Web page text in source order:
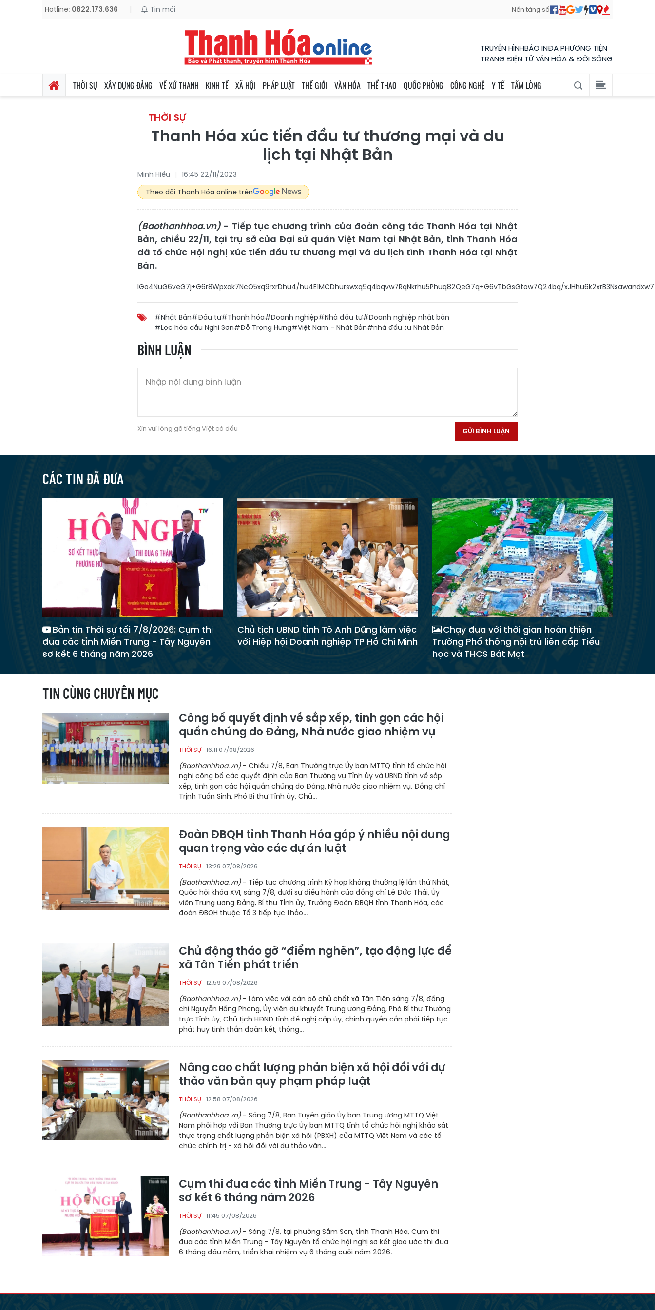
Hotline: 0822.173.636 | Tin mới Nền tảng số
TRUYỀN HÌNHBÁO INĐA PHƯƠNG TIỆN
TRANG ĐIỆN TỬ VĂN HÓA & ĐỜI SỐNG
THỜI SỰ XÂY DỰNG ĐẢNG VỀ XỨ THANH KINH TẾ XÃ HỘI PHÁP LUẬT THẾ GIỚI VĂN HÓA THỂ THAO QUỐC PHÒNG CÔNG NGHỆ Y TẾ TẤM LÒNG
THỜI SỰ
Thanh Hóa xúc tiến đầu tư thương mại và du
lịch tại Nhật Bản
Minh Hiếu
16:45 22/11/2023
Theo dõi Thanh Hóa online trên
(Baothanhhoa.vn) - Tiếp tục chương trình của đoàn công tác Thanh Hóa tại Nhật
Bản, chiều 22/11, tại trụ sở của Đại sứ quán Việt Nam tại Nhật Bản, tỉnh Thanh Hóa
đã tổ chức Hội nghị xúc tiến đầu tư thương mại và du lịch tỉnh Thanh Hóa tại Nhật
Bản.
IGo4NuG6veG7j+G6r8Wpxak7NcO5xq9rxrDhu4/
#Nhật Bản#Đầu tư#Thanh hóa#Doanh nghiệp#Nhà đầu tư#Doanh nghiệp nhật bản
#Lọc hóa dầu Nghi Sơn#Đỗ Trọng Hưng#Việt Nam - Nhật Bản#nhà đầu tư Nhật Bản
BÌNH LUẬN
Xin vui lòng gõ tiếng Việt có dấu GỬI BÌNH LUẬN
CÁC TIN ĐÃ ĐƯA
Bản tin Thời sự tối 7/8/2026: Cụm thi
đua các tỉnh Miền Trung - Tây Nguyên
sơ kết 6 tháng năm 2026
Chủ tịch UBND tỉnh Tô Anh Dũng làm việc
với Hiệp hội Doanh nghiệp TP Hồ Chí Minh
Chạy đua với thời gian hoàn thiện
Trường Phổ thông nội trú liên cấp Tiểu
học và THCS Bát Mọt
TIN CÙNG CHUYÊN MỤC
Công bố quyết định về sắp xếp, tinh gọn các hội
quần chúng do Đảng, Nhà nước giao nhiệm vụ
THỜI SỰ 16:11 07/08/2026
(Baothanhhoa.vn)- Chiều 7/8, Ban Thường trực Ủy ban MTTQ tỉnh tổ chức hội
nghị công bố các quyết định của Ban Thường vụ Tỉnh ủy và UBND tỉnh về sắp
xếp, tinh gọn các hội quần chúng do Đảng, Nhà nước giao nhiệm vụ. Đồng chí
Trịnh Tuấn Sinh, Phó Bí thư Tỉnh ủy, Chủ...
Đoàn ĐBQH tỉnh Thanh Hóa góp ý nhiều nội dung
quan trọng vào các dự án luật
THỜI SỰ 13:29 07/08/2026
(Baothanhhoa.vn)- Tiếp tục chương trình Kỳ họp không thường lệ lần thứ Nhất,
Quốc hội khóa XVI, sáng 7/8, dưới sự điều hành của đồng chí Lê Đức Thái, Ủy
viên Trung ương Đảng, Bí thư Tỉnh ủy, Trưởng Đoàn ĐBQH tỉnh Thanh Hóa, các
đoàn ĐBQH thuộc Tổ 3 tiếp tục thảo...
Chủ động tháo gỡ “điểm nghẽn”, tạo động lực để
xã Tân Tiến phát triển
THỜI SỰ 12:59 07/08/2026
(Baothanhhoa.vn)- Làm việc với cán bộ chủ chốt xã Tân Tiến sáng 7/8, đồng
chí Nguyễn Hồng Phong, Ủy viên dự khuyết Trung ương Đảng, Phó Bí thư Thường
trực Tỉnh ủy, Chủ tịch HĐND tỉnh đề nghị cấp ủy, chính quyền cần phải tiếp tục
phát huy tinh thần đoàn kết, thống...
Nâng cao chất lượng phản biện xã hội đối với dự
thảo văn bản quy phạm pháp luật
THỜI SỰ 12:58 07/08/2026
(Baothanhhoa.vn)- Sáng 7/8, Ban Tuyên giáo Ủy ban Trung ương MTTQ Việt
Nam phối hợp với Ban Thường trực Ủy ban MTTQ tỉnh tổ chức hội nghị khảo sát
thực trạng chất lượng phản biện xã hội (PBXH) của MTTQ Việt Nam và các tổ
chức chính trị - xã hội đối với dự thảo văn...
Cụm thi đua các tỉnh Miền Trung - Tây Nguyên
sơ kết 6 tháng năm 2026
THỜI SỰ 11:45 07/08/2026
(Baothanhhoa.vn)- Sáng 7/8, tại phường Sầm Sơn, tỉnh Thanh Hóa, Cụm thi
đua các tỉnh Miền Trung - Tây Nguyên tổ chức hội nghị sơ kết giao ước thi đua
6 tháng đầu năm, triển khai nhiệm vụ 6 tháng cuối năm 2026.